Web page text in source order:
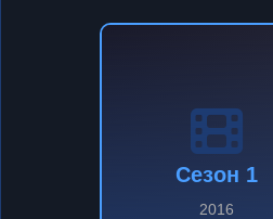
Сезон 1
2016